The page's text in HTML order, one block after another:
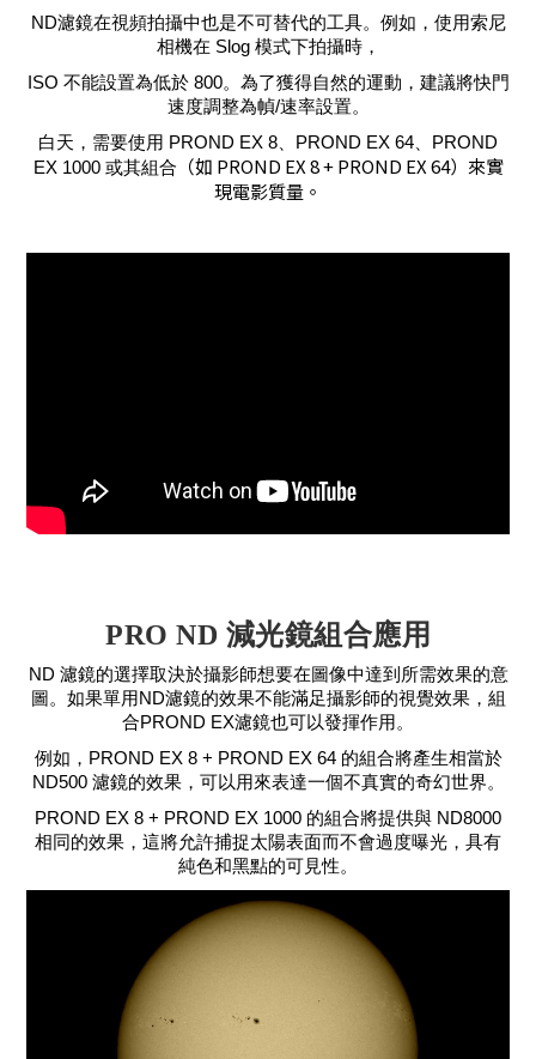
ND濾鏡在視頻拍攝中也是不可替代的工具。例如，使用索尼
相機在 Slog 模式下拍攝時，
ISO 不能設置為低於 800。為了獲得自然的運動，建議將快門
速度調整為幀/速率設置。
白天，需要使用 PROND EX 8、PROND EX 64、PROND
EX 1000 或其組合
（如 PROND EX 8 + PROND EX 64）來實
現電影質量。
PRO ND 減光鏡組合應用
ND 濾鏡的選擇取決於攝影師想要在圖像中達到所需效果的意
圖。如果單用ND濾鏡的效果不能滿足攝影師的視覺效果，組
合PROND EX濾鏡也可以發揮作用。
例如，PROND EX 8 + PROND EX 64 的組合將產生相當於
ND500 濾鏡的效果，可以用來表達一個不真實的奇幻世界。
PROND EX 8 + PROND EX 1000 的組合將提供與 ND8000
相同的效果，這將允許捕捉太陽表面而不會過度曝光，具有
純色和黑點的可見性。